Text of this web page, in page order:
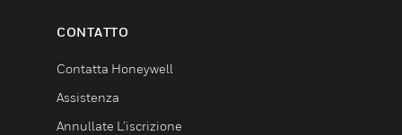
CONTATTO
Contatta Honeywell
Assistenza
Annullate L’iscrizione